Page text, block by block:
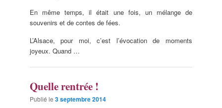
En même temps, il était une fois, un mélange de
souvenirs et de contes de fées.
L’Alsace, pour moi, c’est l’évocation de moments
joyeux. Quand …
Quelle rentrée !
Publié le 3 septembre 2014